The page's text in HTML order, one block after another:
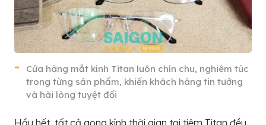
Cửa hàng mắt kính Titan luôn chỉn chu, nghiêm túc
trong từng sản phẩm, khiến khách hàng tin tưởng
và hài lòng tuyệt đối
Hầu hết, tất cả gọng kính thời gian tại tiệm Titan đều